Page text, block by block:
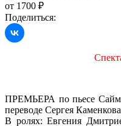
от 1700 ₽
Поделиться:
ПРЕМЬЕРА по пьесе
переводе Сергея
В ролях: Евгения